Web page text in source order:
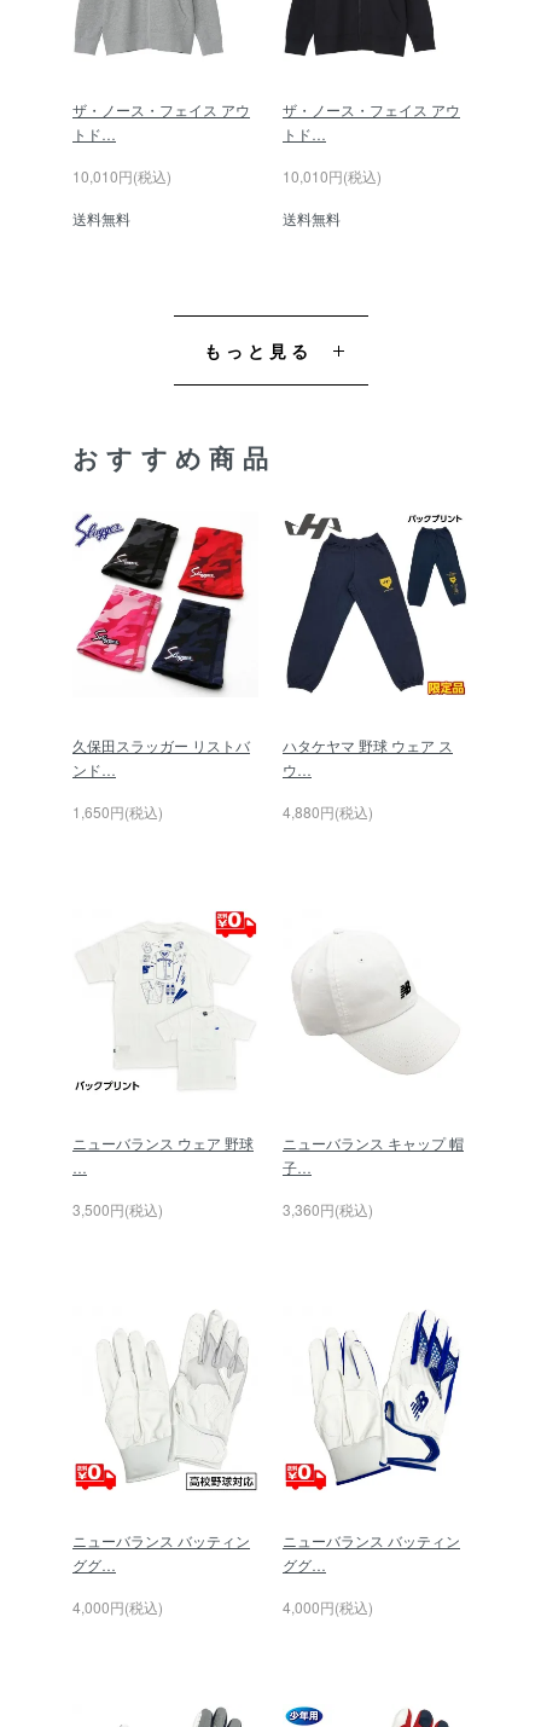
ザ・ノース・フェイス アウ
トド…
10,010円(税込)
送料無料
ザ・ノース・フェイス アウ
トド…
10,010円(税込)
送料無料
もっと見る
おすすめ商品
久保田スラッガー リストバ
ンド…
1,650円(税込)
ハタケヤマ 野球 ウェア ス
ウ…
4,880円(税込)
ニューバランス ウェア 野球
…
3,500円(税込)
ニューバランス キャップ 帽
子…
3,360円(税込)
ニューバランス バッティン
ググ…
4,000円(税込)
ニューバランス バッティン
ググ…
4,000円(税込)